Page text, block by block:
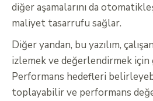
diğer aşamalarını da
maliyet tasarrufu sağlar.
Diğer yandan, bu yazılım,
izlemek ve değerlendirmek için
Performans hedefleri
toplayabilir ve performans